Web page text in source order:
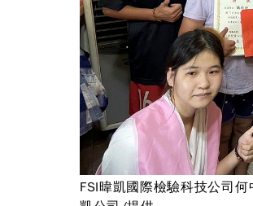
FSI暐凱國際檢驗科技公司